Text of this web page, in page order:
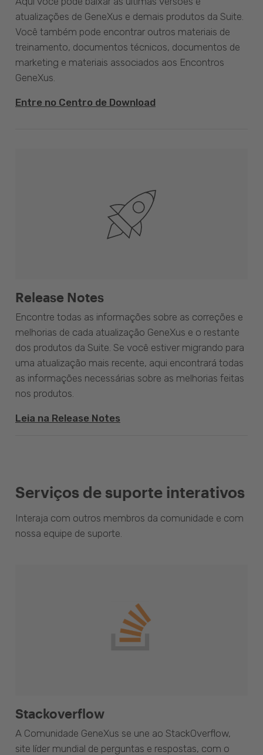
atualizações de GeneXus e demais produtos da Suite.
Você também pode encontrar outros materiais de
treinamento, documentos técnicos, documentos de
marketing e materiais associados aos Encontros
GeneXus.
Entre no Centro de Download
Release Notes
Encontre todas as informações sobre as correções e
melhorias de cada atualização GeneXus e o restante
dos produtos da Suite. Se você estiver migrando para
uma atualização mais recente, aqui encontrará todas
as informações necessárias sobre as melhorias feitas
nos produtos.
Leia na Release Notes
Serviços de suporte interativos
Interaja com outros membros da comunidade e com
nossa equipe de suporte.
Stackoverflow
A Comunidade GeneXus se une ao StackOverflow,
site líder mundial de perguntas e respostas, com o